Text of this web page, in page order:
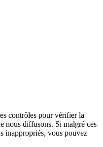
contrôles pour vérifier la
nous diffusons. Si malgré ces
inappropriés, vous pouvez